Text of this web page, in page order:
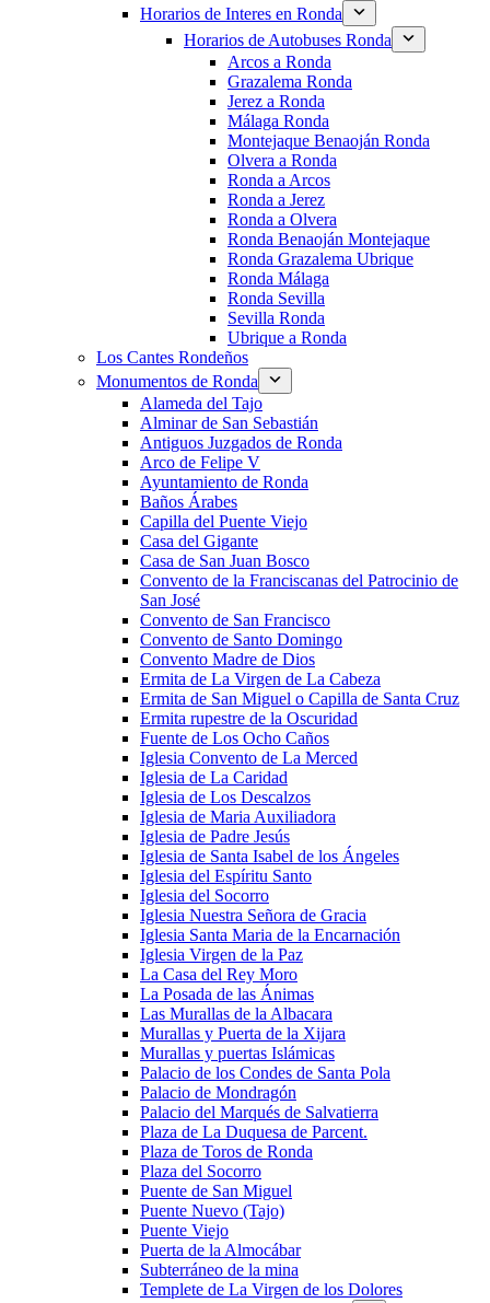
Horarios de Interes en Ronda
Horarios de Autobuses Ronda
Arcos a Ronda
Grazalema Ronda
Jerez a Ronda
Málaga Ronda
Montejaque Benaoján Ronda
Olvera a Ronda
Ronda a Arcos
Ronda a Jerez
Ronda a Olvera
Ronda Benaoján Montejaque
Ronda Grazalema Ubrique
Ronda Málaga
Ronda Sevilla
Sevilla Ronda
Ubrique a Ronda
Los Cantes Rondeños
Monumentos de Ronda
Alameda del Tajo
Alminar de San Sebastián
Antiguos Juzgados de Ronda
Arco de Felipe V
Ayuntamiento de Ronda
Baños Árabes
Capilla del Puente Viejo
Casa del Gigante
Casa de San Juan Bosco
Convento de la Franciscanas del Patrocinio de
San José
Convento de San Francisco
Convento de Santo Domingo
Convento Madre de Dios
Ermita de La Virgen de La Cabeza
Ermita de San Miguel o Capilla de Santa Cruz
Ermita rupestre de la Oscuridad
Fuente de Los Ocho Caños
Iglesia Convento de La Merced
Iglesia de La Caridad
Iglesia de Los Descalzos
Iglesia de Maria Auxiliadora
Iglesia de Padre Jesús
Iglesia de Santa Isabel de los Ángeles
Iglesia del Espíritu Santo
Iglesia del Socorro
Iglesia Nuestra Señora de Gracia
Iglesia Santa Maria de la Encarnación
Iglesia Virgen de la Paz
La Casa del Rey Moro
La Posada de las Ánimas
Las Murallas de la Albacara
Murallas y Puerta de la Xijara
Murallas y puertas Islámicas
Palacio de los Condes de Santa Pola
Palacio de Mondragón
Palacio del Marqués de Salvatierra
Plaza de La Duquesa de Parcent.
Plaza de Toros de Ronda
Plaza del Socorro
Puente de San Miguel
Puente Nuevo (Tajo)
Puente Viejo
Puerta de la Almocábar
Subterráneo de la mina
Templete de La Virgen de los Dolores